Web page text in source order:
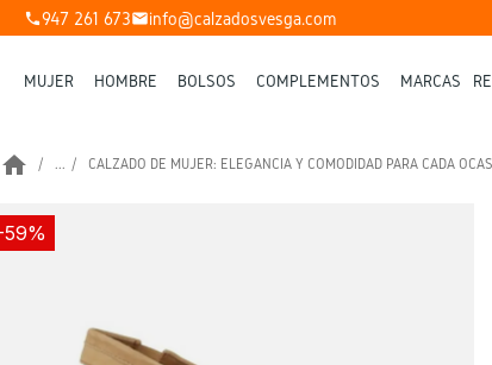
phone947 261 673mailinfo@calzadosvesga.com
MUJER HOMBRE BOLSOS COMPLEMENTOS MARCAS
home ... CALZADO DE MUJER: ELEGANCIA Y COMODIDAD PARA CADA